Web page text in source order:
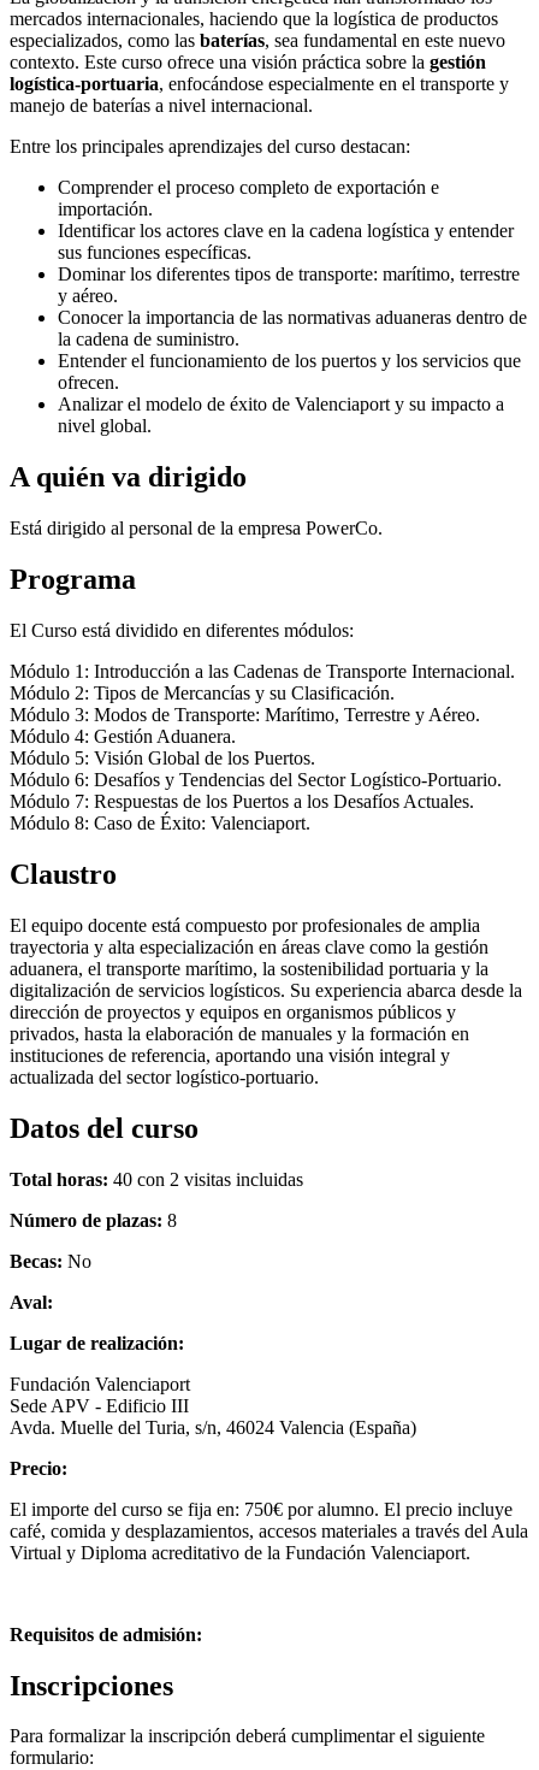
mercados internacionales, haciendo que la logística de productos
especializados, como las baterías, sea fundamental en este nuevo
contexto. Este curso ofrece una visión práctica sobre la gestión
logística-portuaria, enfocándose especialmente en el transporte y
manejo de baterías a nivel internacional.
Entre los principales aprendizajes del curso destacan:
Comprender el proceso completo de exportación e
importación.
Identificar los actores clave en la cadena logística y entender
sus funciones específicas.
Dominar los diferentes tipos de transporte: marítimo, terrestre
y aéreo.
Conocer la importancia de las normativas aduaneras dentro de
la cadena de suministro.
Entender el funcionamiento de los puertos y los servicios que
ofrecen.
Analizar el modelo de éxito de Valenciaport y su impacto a
nivel global.
A quién va dirigido
Está dirigido al personal de la empresa PowerCo.
Programa
El Curso está dividido en diferentes módulos:
Módulo 1: Introducción a las Cadenas de Transporte Internacional.
Módulo 2: Tipos de Mercancías y su Clasificación.
Módulo 3: Modos de Transporte: Marítimo, Terrestre y Aéreo.
Módulo 4: Gestión Aduanera.
Módulo 5: Visión Global de los Puertos.
Módulo 6: Desafíos y Tendencias del Sector Logístico-Portuario.
Módulo 7: Respuestas de los Puertos a los Desafíos Actuales.
Módulo 8: Caso de Éxito: Valenciaport.
Claustro
El equipo docente está compuesto por profesionales de amplia
trayectoria y alta especialización en áreas clave como la gestión
aduanera, el transporte marítimo, la sostenibilidad portuaria y la
digitalización de servicios logísticos. Su experiencia abarca desde la
dirección de proyectos y equipos en organismos públicos y
privados, hasta la elaboración de manuales y la formación en
instituciones de referencia, aportando una visión integral y
actualizada del sector logístico-portuario.
Datos del curso
Total horas: 40 con 2 visitas incluidas
Número de plazas: 8
Becas: No
Aval:
Lugar de realización:
Fundación Valenciaport
Sede APV - Edificio III
Avda. Muelle del Turia, s/n, 46024 Valencia (España)
Precio:
El importe del curso se fija en: 750€ por alumno. El precio incluye
café, comida y desplazamientos, accesos materiales a través del Aula
Virtual y Diploma acreditativo de la Fundación Valenciaport.
Requisitos de admisión:
Inscripciones
Para formalizar la inscripción deberá cumplimentar el siguiente
formulario: